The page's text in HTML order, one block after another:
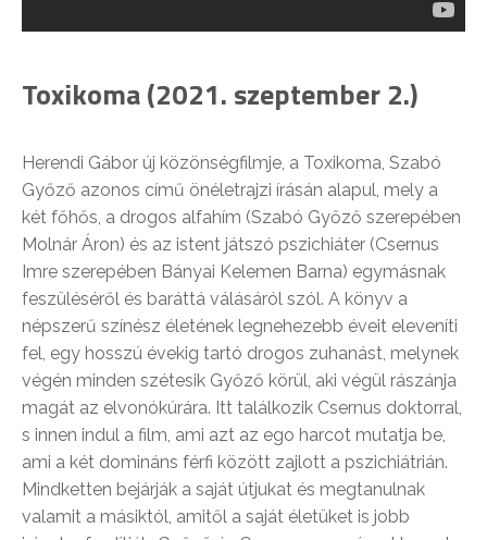
Toxikoma (2021. szeptember 2.)
Herendi Gábor új közönségfilmje, a Toxikoma, Szabó
Győző azonos című önéletrajzi írásán alapul, mely a
két főhős, a drogos alfahím (Szabó Győző szerepében
Molnár Áron) és az istent játszó pszichiáter (Csernus
Imre szerepében Bányai Kelemen Barna) egymásnak
feszüléséről és baráttá válásáról szól. A könyv a
népszerű színész életének legnehezebb éveit eleveníti
fel, egy hosszú évekig tartó drogos zuhanást, melynek
végén minden szétesik Győző körül, aki végül rászánja
magát az elvonókúrára. Itt találkozik Csernus doktorral,
s innen indul a film, ami azt az ego harcot mutatja be,
ami a két domináns férfi között zajlott a pszichiátrián.
Mindketten bejárják a saját útjukat és megtanulnak
valamit a másiktól, amitől a saját életüket is jobb